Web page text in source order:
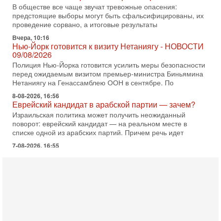
В обществе все чаще звучат тревожные опасения:
предстоящие выборы могут быть сфальсифицированы, их
проведение сорвано, а итоговые результаты
Вчера, 10:16
Нью-Йорк готовится к визиту Нетаниягу - НОВОСТИ
09/08/2026
Полиция Нью-Йорка готовится усилить меры безопасности
перед ожидаемым визитом премьер-министра Биньямина
Нетаниягу на Генассамблею ООН в сентябре. По
8-08-2026, 16:56
Еврейский кандидат в арабской партии — зачем?
Израильская политика может получить неожиданный
поворот: еврейский кандидат — на реальном месте в
списке одной из арабских партий. Причем речь идет
7-08-2026, 16:55